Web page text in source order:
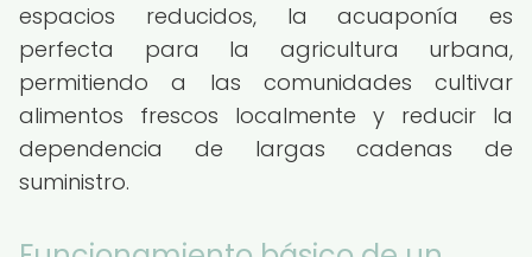
espacios reducidos, la acuaponía es
perfecta para la agricultura urbana,
permitiendo a las comunidades cultivar
alimentos frescos localmente y reducir la
dependencia de largas cadenas de
suministro.